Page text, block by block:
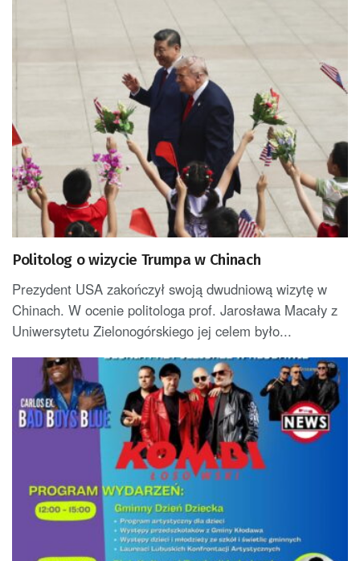
Politolog o wizycie Trumpa w Chinach
Prezydent USA zakończył swoją dwudniową wizytę w
Chinach. W ocenie politologa prof. Jarosława Macały z
Uniwersytetu Zielonogórskiego jej celem było...